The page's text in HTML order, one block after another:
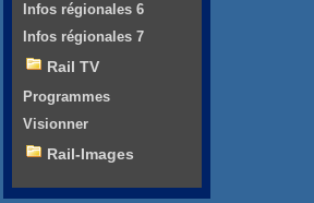
Infos régionales 6
Infos régionales 7
Rail TV
Programmes
Visionner
Rail-Images